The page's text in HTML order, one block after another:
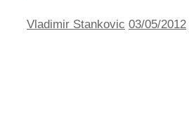
Vladimir Stankovic 03/05/2012